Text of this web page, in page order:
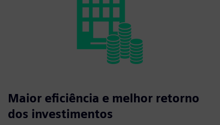
Maior eficiência e melhor retorno
dos investimentos